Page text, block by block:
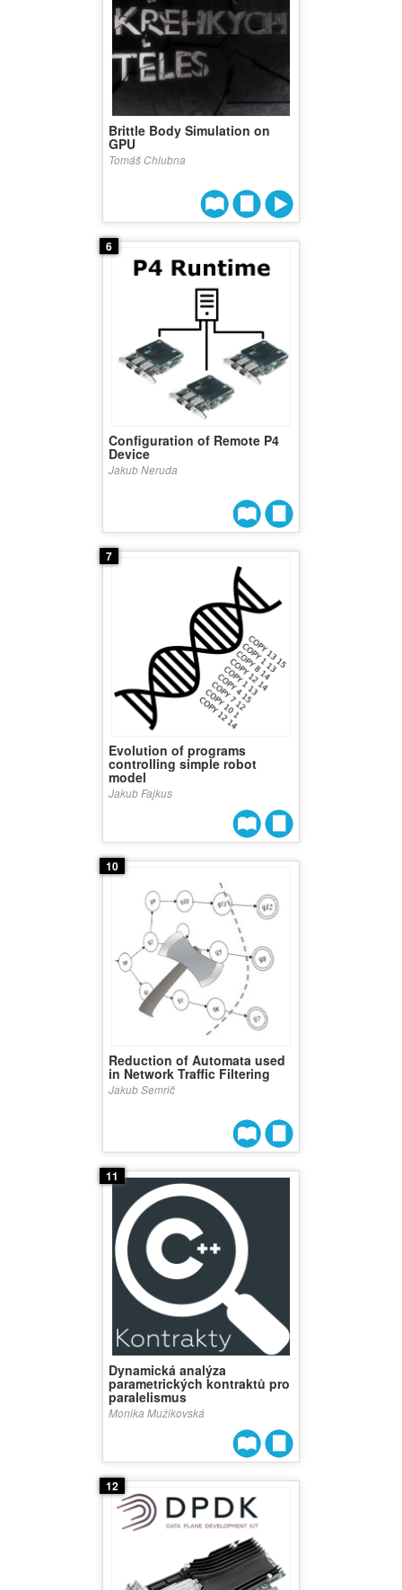
Brittle Body Simulation on
GPU
Tomáš Chlubna
6
Conﬁguration of Remote P4
Device
Jakub Neruda
7
Evolution of programs
controlling simple robot
model
Jakub Fajkus
10
Reduction of Automata used
in Network Traffic Filtering
Jakub Semrič
11
Dynamická analýza
parametrických kontraktů pro
paralelismus
Monika Mužikovská
12